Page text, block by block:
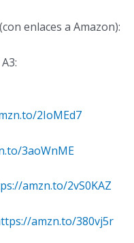
enlaces a Amazon):
2IoMEd7
3aoWnME
amzn.to/2vS0KAZ
amzn.to/380vj5r